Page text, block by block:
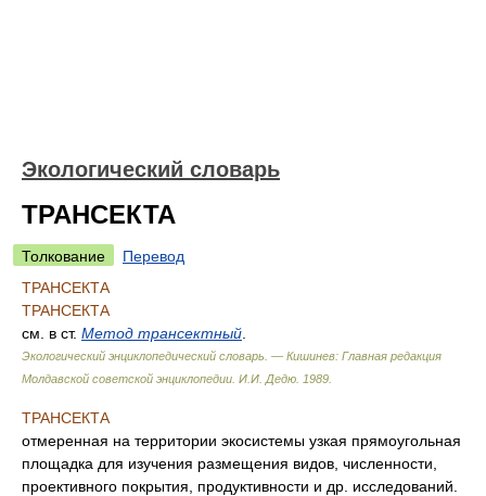
Экологический словарь
ТРАНСЕКТА
Толкование
Перевод
ТРАНСЕКТА
ТРАНСЕКТА
см. в ст. Метод трансектный
Экологический энциклопедический словарь. — Кишинев: Главная редакция
Молдавской советской энциклопедии И.И. Дедю 1989
ТРАНСЕКТА
отмеренная на территории экосистемы узкая прямоугольная
площадка для изучения размещения видов, численности,
проективного покрытия, продуктивности и др. исследований.